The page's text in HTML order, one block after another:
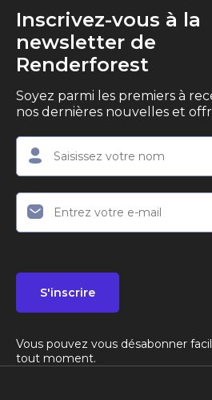
Inscrivez-vous à la
newsletter de
Renderforest
Soyez parmi les premiers à
nos dernières nouvelles et
S'inscrire
Vous pouvez vous désabonner
tout moment.